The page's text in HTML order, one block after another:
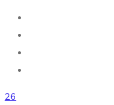
26